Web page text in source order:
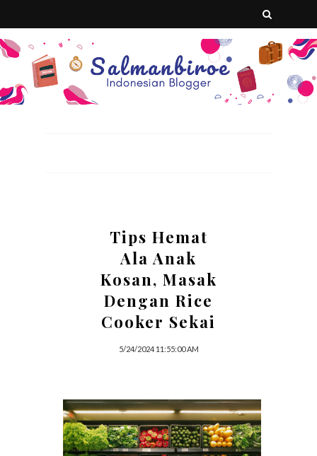
Tips Hemat
Ala Anak
Kosan, Masak
Dengan Rice
Cooker Sekai
5/24/2024 11:55:00 AM